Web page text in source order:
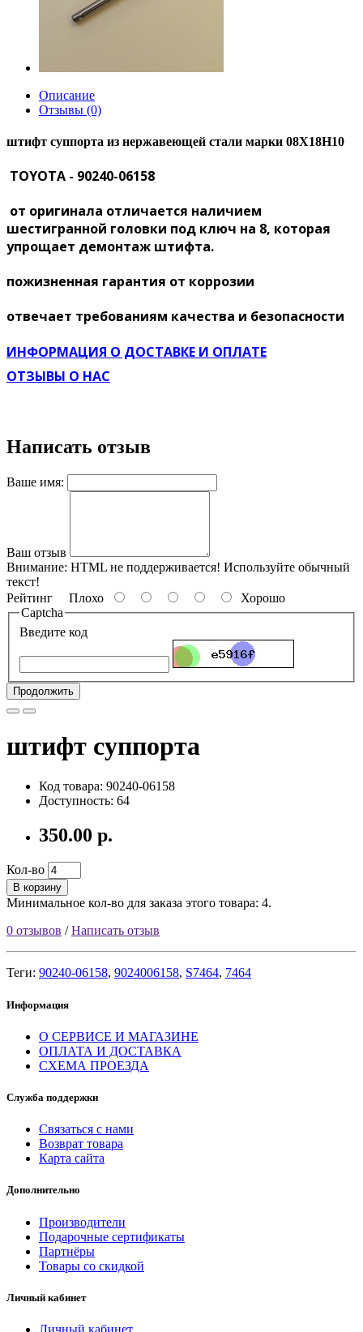
Описание
Отзывы (0)
штифт суппорта из нержавеющей стали марки 08Х18Н10
TOYOTA - 90240-06158
от оригинала отличается наличием
шестигранной головки под ключ на 8, которая
упрощает демонтаж штифта.
пожизненная гарантия от коррозии
отвечает требованиям качества и безопасности
ИНФОРМАЦИЯ О ДОСТАВКЕ И ОПЛАТЕ
ОТЗЫВЫ О НАС
Написать отзыв
Ваше имя:
Ваш отзыв
Внимание: HTML не поддерживается! Используйте обычный
текст!
Рейтинг Плохо
Хорошо
Captcha
Введите код
Продолжить
штифт суппорта
Код товара: 90240-06158
Доступность: 64
350.00 р.
Кол-во
В корзину
Минимальное кол-во для заказа этого товара: 4.
0 отзывов /Написать отзыв
Теги: 90240-06158, 9024006158, S7464, 7464
Информация
О СЕРВИСЕ И МАГАЗИНЕ
ОПЛАТА И ДОСТАВКА
СХЕМА ПРОЕЗДА
Служба поддержки
Связаться с нами
Возврат товара
Карта сайта
Дополнительно
Производители
Подарочные сертификаты
Партнёры
Товары со скидкой
Личный кабинет
Личный кабинет